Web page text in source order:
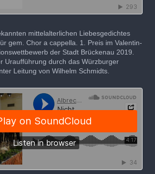
mittelalterlichen Liebesgedichtes
gem. Chor a cappella. 1. Preis im Valentin-
der Stadt Brückenau 2019.
Uraufführung durch das Würzburger
Leitung von Wilhelm Schmidts.